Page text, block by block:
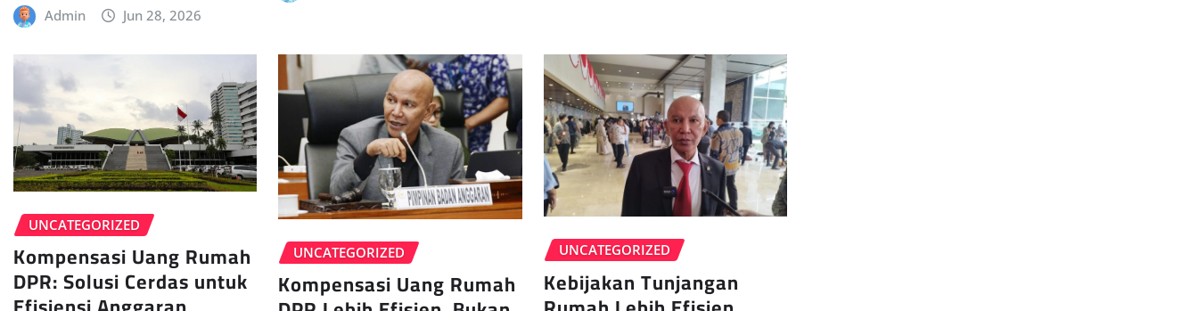
Admin Jun 28, 2026
UNCATEGORIZED
Kompensasi Uang Rumah
DPR: Solusi Cerdas untuk
UNCATEGORIZED
Kompensasi Uang Rumah
UNCATEGORIZED
Kebijakan Tunjangan